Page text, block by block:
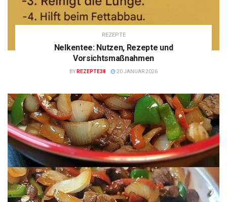
REZEPTE
Nelkentee: Nutzen, Rezepte und
Vorsichtsmaßnahmen
BY REZEPTE38 20 JANUAR 2026